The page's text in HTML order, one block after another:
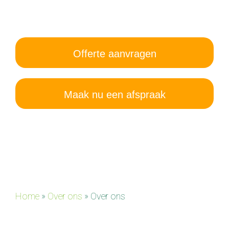
Offerte aanvragen
Maak nu een afspraak
Home » Over ons » Over ons